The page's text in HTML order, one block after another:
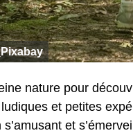
nature pour
et petites
et